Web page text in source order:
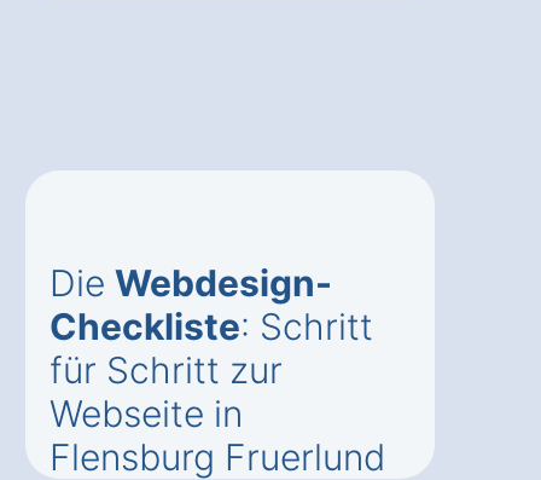
Die Webdesign-
Checkliste: Schritt
für Schritt zur
Webseite in
Flensburg Fruerlund